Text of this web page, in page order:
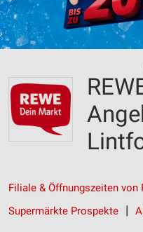
Filiale & Öffnungszeiten von
Supermärkte Prospekte